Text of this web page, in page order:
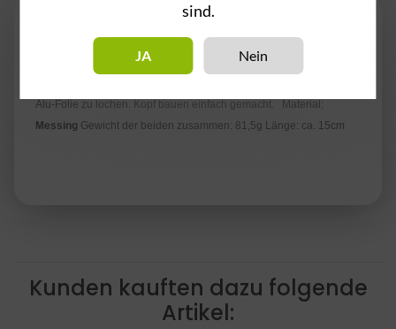
Hier erhält man ein edles Kopfbau Set der MarkeCRT. Mit der
Gabel kann man den Tabak gut mit der Molasse vermischen. Der
Alu-Folie zu lochen. Kopf bauen einfach gemacht. Material:
Messing Gewicht der beiden zusammen: 81,5g Länge: ca. 15cm
Kunden kauften dazu folgende
Artikel:
sind.
JA Nein